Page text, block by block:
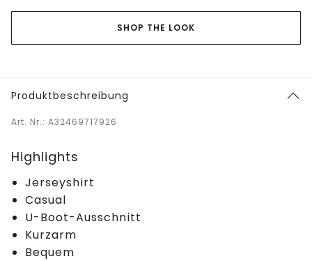
SHOP THE LOOK
Produktbeschreibung
Art. Nr.: A32469717926
Highlights
Jerseyshirt
Casual
U-Boot-Ausschnitt
Kurzarm
Bequem